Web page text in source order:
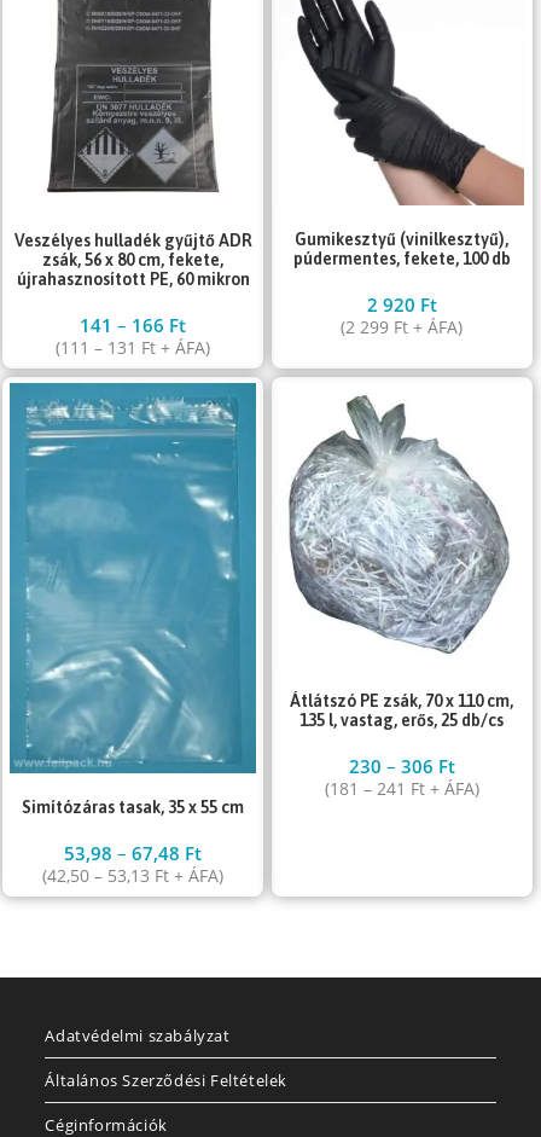
Veszélyes hulladék gyűjtő ADR
zsák, 56 x 80 cm, fekete,
újrahasznosított PE, 60 mikron
141– 166 Ft
(111– 131 Ft + ÁFA)
Gumikesztyű (vinilkesztyű),
púdermentes, fekete, 100 db
2 920 Ft
(2 299 Ft + ÁFA)
Simítózáras tasak, 35 x 55 cm
53,98–67,48 Ft
(42,50– 53,13 Ft + ÁFA)
Átlátszó PE zsák, 70 x 110 cm,
135 l, vastag, erős, 25 db/cs
230 – 306 Ft
(181 – 241 Ft+ ÁFA)
Adatvédelmi szabályzat
Általános Szerződési Feltételek
Céginformációk